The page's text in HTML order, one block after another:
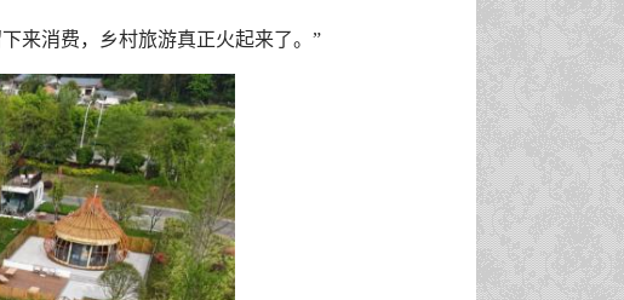
来消费，乡村旅游真正火起来了。”